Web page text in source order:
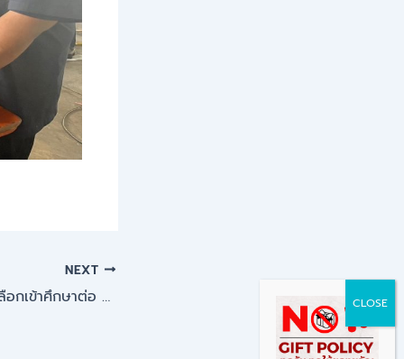
NEXT
รายชื่อผู้ผ่านการคัดเลือกเข้าศึกษาต่อ ระดับ ปวช. ปวส. และ ปริญญาตรี ประจำปีการศึกษา 2567